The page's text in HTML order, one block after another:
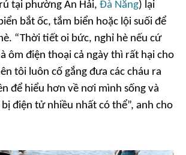
tại phường An Hải, Đà Nẵng) lại
bắt ốc, tắm biển hoặc lội suối để
“Thời tiết oi bức, nghỉ hè nếu cứ
ôm điện thoại cả ngày thì rất hại cho
tôi luôn cố gắng đưa các cháu ra
để hiểu hơn về nơi mình sống và
điện tử nhiều nhất có thể”, anh cho